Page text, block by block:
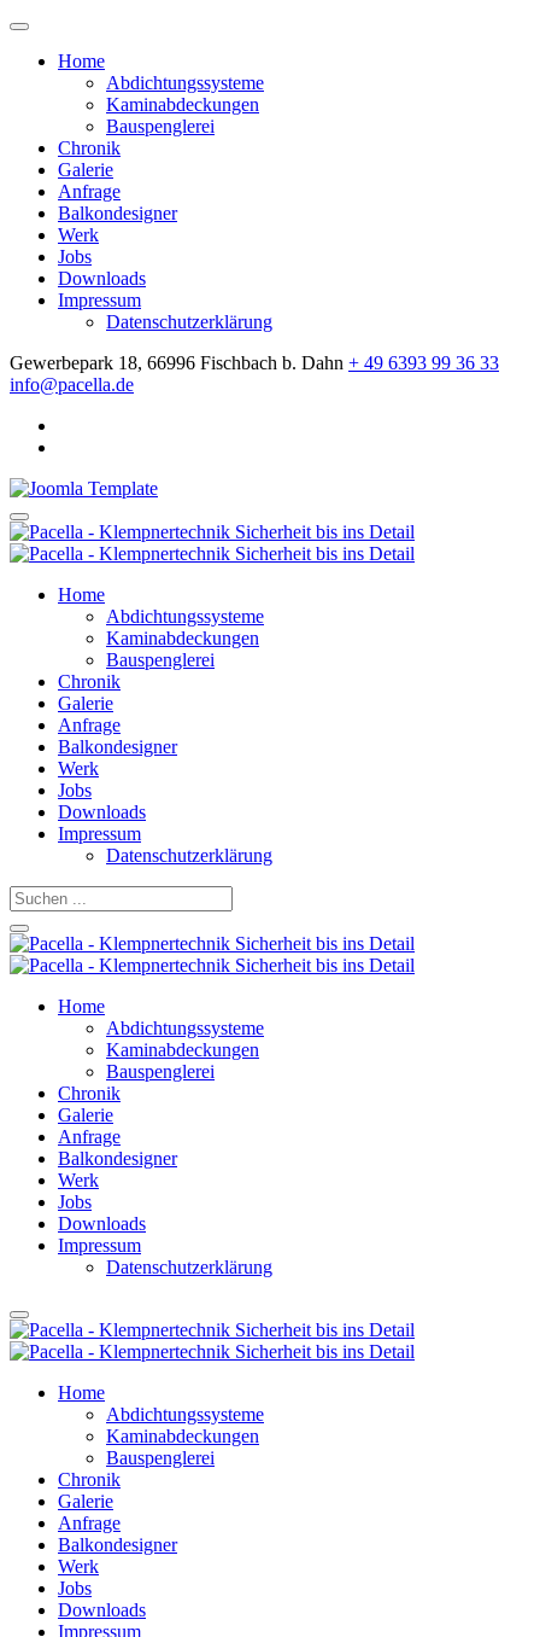
Home
Abdichtungssysteme
Kaminabdeckungen
Bauspenglerei
Chronik
Galerie
Anfrage
Balkondesigner
Werk
Jobs
Downloads
Impressum
Datenschutzerklärung
Gewerbepark 18, 66996 Fischbach b. Dahn + 49 6393 99 36 33
info@pacella.de
Home
Abdichtungssysteme
Kaminabdeckungen
Bauspenglerei
Chronik
Galerie
Anfrage
Balkondesigner
Werk
Jobs
Downloads
Impressum
Datenschutzerklärung
Home
Abdichtungssysteme
Kaminabdeckungen
Bauspenglerei
Chronik
Galerie
Anfrage
Balkondesigner
Werk
Jobs
Downloads
Impressum
Datenschutzerklärung
Home
Abdichtungssysteme
Kaminabdeckungen
Bauspenglerei
Chronik
Galerie
Anfrage
Balkondesigner
Werk
Jobs
Downloads
Impressum